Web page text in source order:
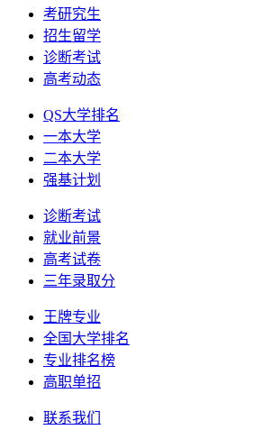
考研究生
招生留学
诊断考试
高考动态
QS大学排名
一本大学
二本大学
强基计划
诊断考试
就业前景
高考试卷
三年录取分
王牌专业
全国大学排名
专业排名榜
高职单招
联系我们